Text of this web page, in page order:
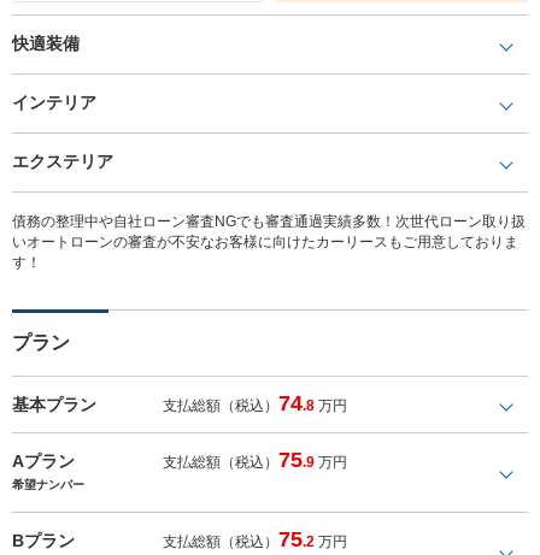
快適装備
インテリア
エクステリア
債務の整理中や自社ローン審査NGでも審査通過実績多数！次世代ローン取り扱
いオートローンの審査が不安なお客様に向けたカーリースもご用意しておりま
す！
プラン
基本プラン 支払総額（税込） 74.8 万円
Aプラン 支払総額（税込） 75.9 万円
希望ナンバー
Bプラン 支払総額（税込） 75.2 万円